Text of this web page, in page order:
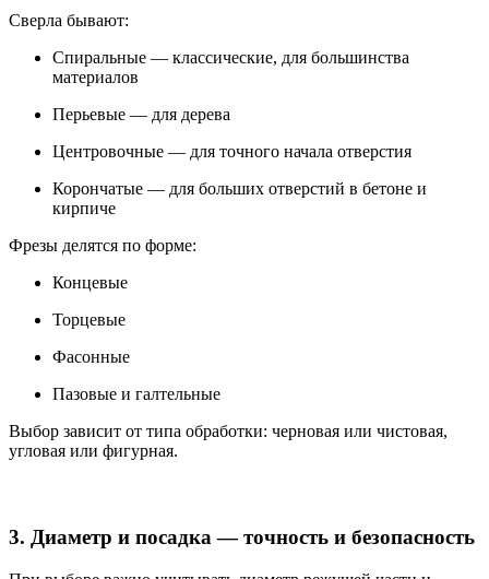
Сверла бывают:
Спиральные — классические, для большинства
материалов
Перьевые — для дерева
Центровочные — для точного начала отверстия
Корончатые — для больших отверстий в бетоне и
кирпиче
Фрезы делятся по форме:
Концевые
Торцевые
Фасонные
Пазовые и галтельные
Выбор зависит от типа обработки: черновая или чистовая,
угловая или фигурная.
3. Диаметр и посадка — точность и безопасность